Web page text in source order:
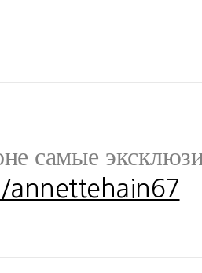
самые
annettehain67